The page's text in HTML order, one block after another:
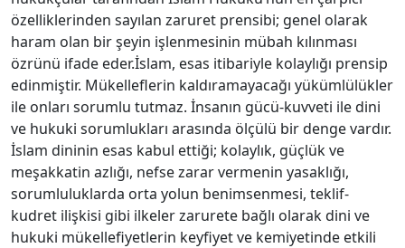
özelliklerinden sayılan zaruret prensibi; genel olarak
haram olan bir şeyin işlenmesinin mübah kılınması
özrünü ifade eder.İslam, esas itibariyle kolaylığı prensip
edinmiştir. Mükelleflerin kaldıramayacağı yükümlülükler
ile onları sorumlu tutmaz. İnsanın gücü-kuvveti ile dini
ve hukuki sorumlukları arasında ölçülü bir denge vardır.
İslam dininin esas kabul ettiği; kolaylık, güçlük ve
meşakkatin azlığı, nefse zarar vermenin yasaklığı,
sorumluluklarda orta yolun benimsenmesi, teklif-
kudret ilişkisi gibi ilkeler zarurete bağlı olarak dini ve
hukuki mükellefiyetlerin keyfiyet ve kemiyetinde etkili